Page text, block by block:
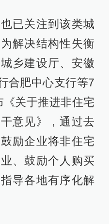
已关注到该类城
解决结构性失衡
乡建设厅、安徽
合肥中心支行等7
关于推进非住宅
意见》，通过去
励企业将非住宅
、鼓励个人购买
导各地有序化解